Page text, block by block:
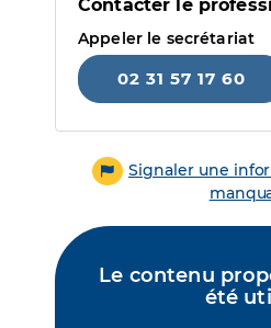
Contacter le
Appeler le secrétariat
02 31 57 17 60
Signaler une
Le contenu
été